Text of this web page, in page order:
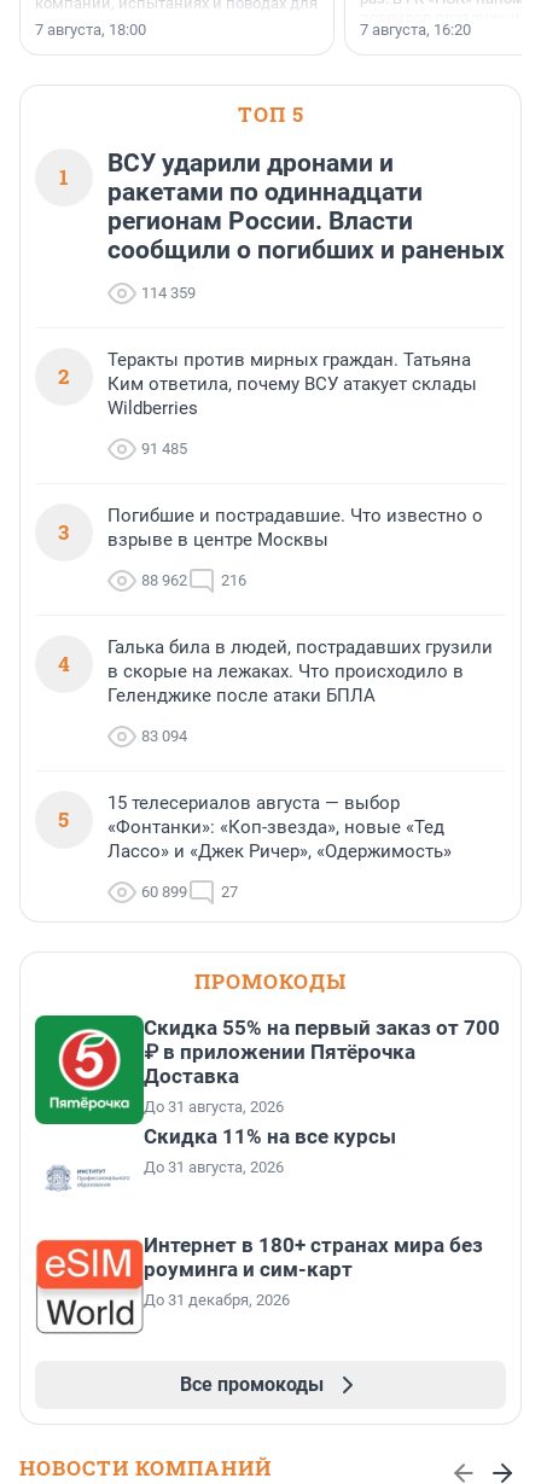
осторожного оптимизма.
7 августа, 18:00
поменялась роль
7 августа, 16:20
ТОП 5
1
ВСУ ударили дронами и
ракетами по одиннадцати
регионам России. Власти
сообщили о погибших и раненых
114 359
2
Теракты против мирных граждан. Татьяна
Ким ответила, почему ВСУ атакует склады
Wildberries
91 485
3
Погибшие и пострадавшие. Что известно о
взрыве в центре Москвы
88 962 216
4
Галька била в людей, пострадавших грузили
в скорые на лежаках. Что происходило в
Геленджике после атаки БПЛА
83 094
5
15 телесериалов августа — выбор
«Фонтанки»: «Коп-звезда», новые «Тед
Лассо» и «Джек Ричер», «Одержимость»
60 899 27
ПРОМОКОДЫ
Скидка 55% на первый заказ от 700
₽ в приложении Пятёрочка
Доставка
До 31 августа, 2026
Скидка 11% на все курсы
До 31 августа, 2026
Интернет в 180+ странах мира без
роуминга и сим-карт
До 31 декабря, 2026
Все промокоды
НОВОСТИ КОМПАНИЙ